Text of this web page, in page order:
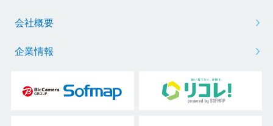
会社概要
企業情報